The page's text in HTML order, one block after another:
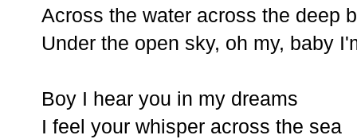
Across the water across the deep
Under the open sky, oh my, baby
Boy I hear you in my dreams
I feel your whisper across the sea